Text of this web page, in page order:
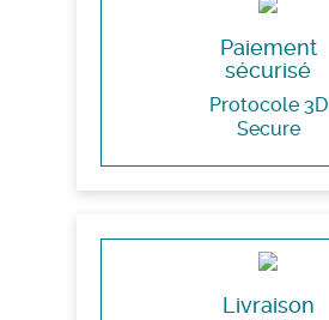
Paiement
sécurisé
Protocole 3D
Secure
Livraison